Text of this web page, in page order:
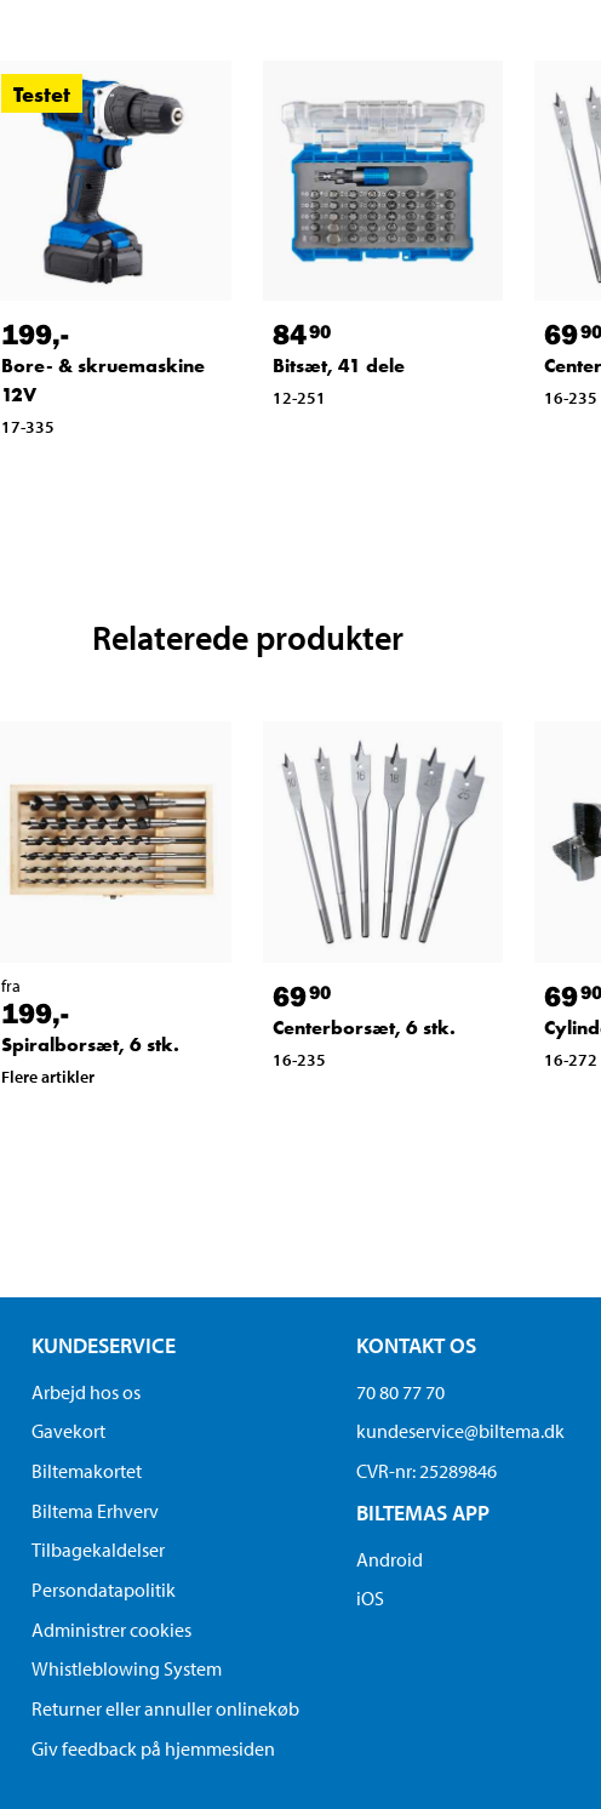
Testet
199,-
Bore- & skruemaskine
12V
17-335
8490
Bitsæt, 41 dele
12-251
6990
16-235
Relaterede produkter
fra
199,-
Spiralborsæt, 6 stk.
Flere artikler
6990
Centerborsæt, 6 stk.
16-235
6990
16-272
KUNDESERVICE
Arbejd hos os
Gavekort
Biltemakortet
Biltema Erhverv
Tilbagekaldelser
Persondatapolitik
Administrer cookies
Whistleblowing System
Returner eller annuller onlinekøb
Giv feedback på hjemmesiden
KONTAKT OS
70 80 77 70
kundeservice@biltema.dk
CVR-nr: 25289846
BILTEMAS APP
Android
iOS